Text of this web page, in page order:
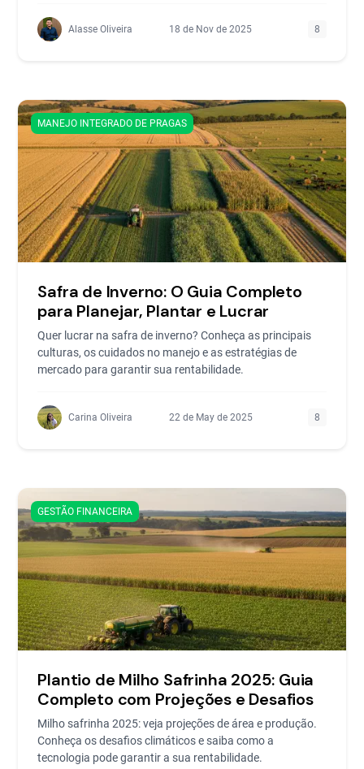
Alasse Oliveira 18 de Nov de 2025 8
MANEJO INTEGRADO DE PRAGAS
Safra de Inverno: O Guia Completo
para Planejar, Plantar e Lucrar
Quer lucrar na safra de inverno? Conheça as principais
culturas, os cuidados no manejo e as estratégias de
mercado para garantir sua rentabilidade.
Carina Oliveira 22 de May de 2025 8
GESTÃO FINANCEIRA
Plantio de Milho Safrinha 2025: Guia
Completo com Projeções e Desafios
Milho safrinha 2025: veja projeções de área e produção.
Conheça os desafios climáticos e saiba como a
tecnologia pode garantir a sua rentabilidade.